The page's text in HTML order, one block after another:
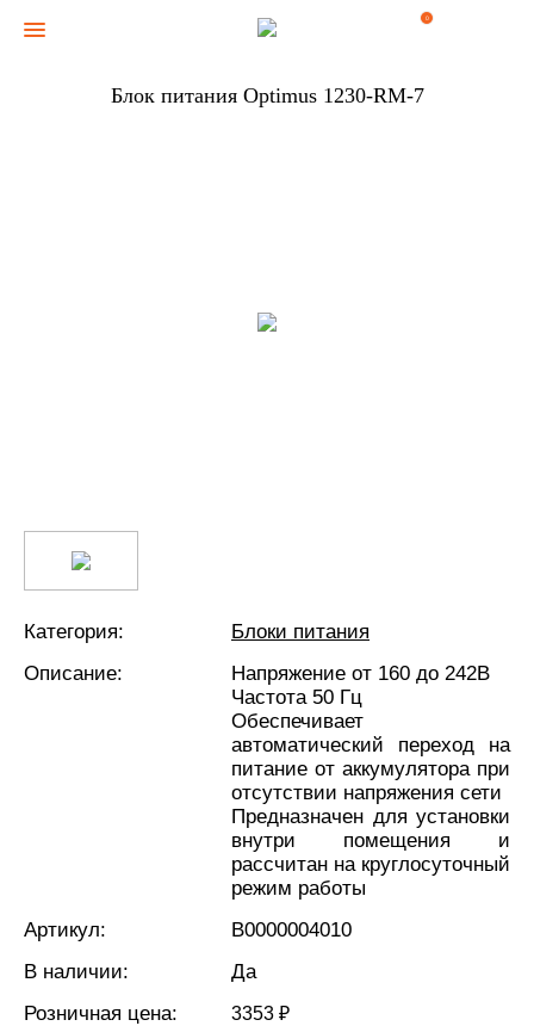
0
Блок питания Optimus 1230-RM-7
Категория:
Блоки питания
Описание:
Напряжение от 160 до 242В
Частота 50 Гц
Обеспечивает
автоматический переход на
питание от аккумулятора при
отсутствии напряжения сети
Предназначен для установки
внутри помещения и
рассчитан на круглосуточный
режим работы
Артикул:
В0000004010
В наличии:
Да
Розничная цена:
3353 ₽